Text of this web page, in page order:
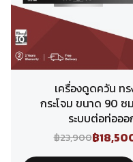
เครื่องดูดควัน ทร
กระโจม ขนาด 90 ซ
ระบบต่อท่อออ
฿23,900฿